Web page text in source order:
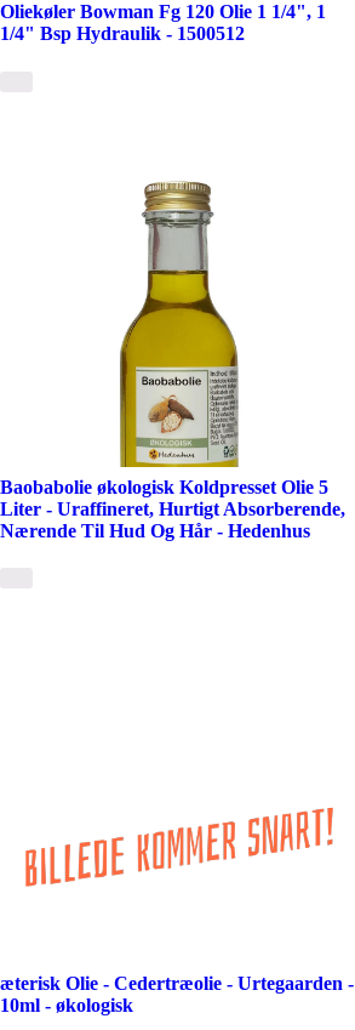
Oliekøler Bowman Fg 120 Olie 1 1/4", 1
1/4" Bsp Hydraulik - 1500512
Baobabolie økologisk Koldpresset Olie 5
Liter - Uraffineret, Hurtigt Absorberende,
Nærende Til Hud Og Hår - Hedenhus
æterisk Olie - Cedertræolie - Urtegaarden -
10ml - økologisk